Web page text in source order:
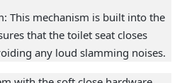
This mechanism is built into the
that the toilet seat closes
any loud slamming noises.